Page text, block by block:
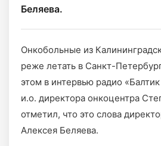
Беляева.
Онкобольные из
реже летать в Санкт-
этом в интервью радио
и.о. директора онкоцентра
отметил, что это слова
Алексея Беляева.